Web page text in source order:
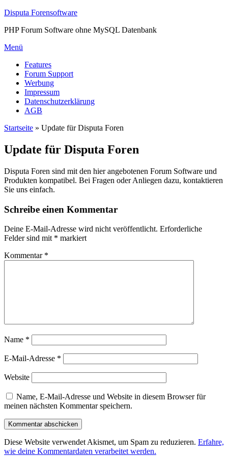
Zum
springen
Disputa Forensoftware
PHP Forum Software ohne MySQL Datenbank
Menü
Features
Forum Support
Werbung
Impressum
Datenschutzerklärung
AGB
Startseite » Update für Disputa Foren
Update für Disputa Foren
Disputa Foren sind mit den hier angebotenen Forum Software und
Produkten kompatibel. Bei Fragen oder Anliegen dazu, kontaktieren
Sie uns einfach.
Schreibe einen Kommentar
Deine E-Mail-Adresse wird nicht veröffentlicht. Erforderliche
Felder sind mit * markiert
Kommentar *
Name *
E-Mail-Adresse *
Website
Name, E-Mail-Adresse und Website in diesem Browser für
meinen nächsten Kommentar speichern.
Diese Website verwendet Akismet, um Spam zu reduzieren. Erfahre,
wie deine Kommentardaten verarbeitet werden.